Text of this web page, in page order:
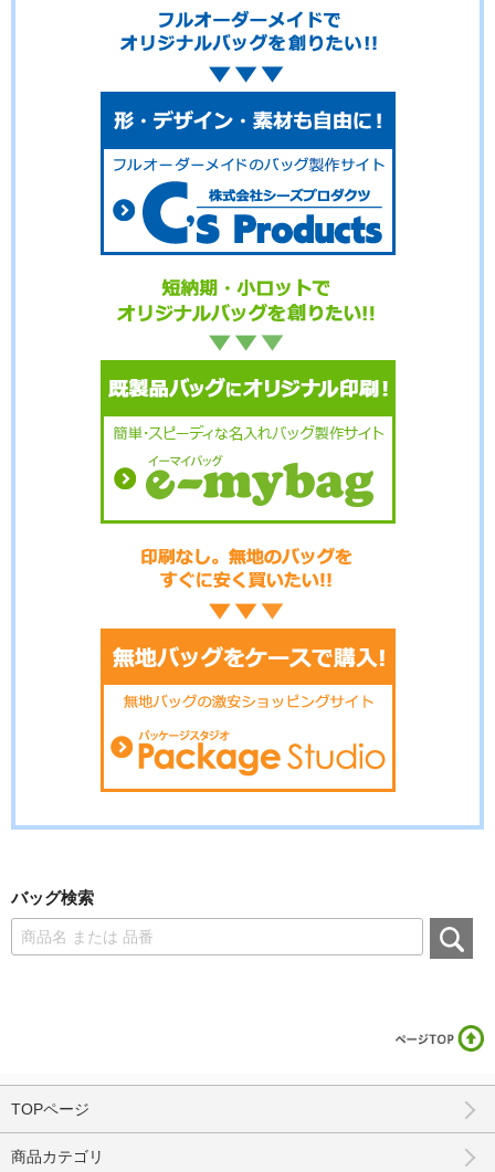
バッグ検索
TOPページ
商品カテゴリ